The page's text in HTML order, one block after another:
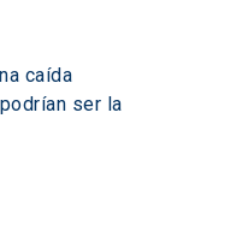
caída
ser la